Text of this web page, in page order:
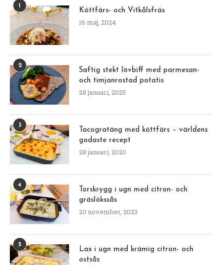
Köttfärs- och Vitkålsfräs
16 maj, 2024
2
Saftig stekt lövbiff med parmesan-
och timjanrostad potatis
28 januari, 2025
3
Tacogratäng med köttfärs – världens
godaste recept
28 januari, 2020
4
Torskrygg i ugn med citron- och
gräslökssås
20 november, 2023
5
Lax i ugn med krämig citron- och
ostsås